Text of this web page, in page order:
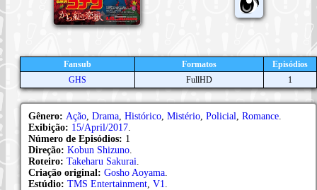
Fansub Formatos
Episódios
GHS
FullHD 1
Gênero: Ação Drama Histórico Mistério Policial Romance
Exibição: 15/April/2017
Número de Episódios: 1
Direção: Kobun Shizuno
Roteiro: Takeharu Sakurai
Criação original: Gosho Aoyama
Estúdio: TMS Entertainment V1